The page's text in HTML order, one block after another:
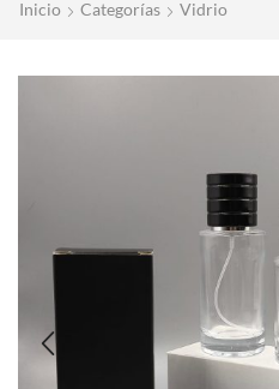
Inicio Categorías Vidrio